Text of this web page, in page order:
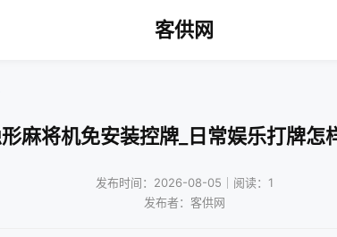
客供网
麻将机免安装控牌_日常娱乐打牌怎
发布时间：2026-08-05｜阅读：1
发布者：客供网